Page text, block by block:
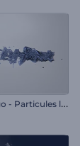
A
nimation de logo - Particules liquides